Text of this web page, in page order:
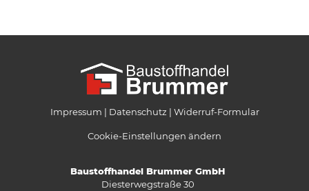
Impressum Datenschutz Widerruf-Formular
Cookie-Einstellungen ändern
Baustoffhandel Brummer GmbH
Diesterwegstraße 30